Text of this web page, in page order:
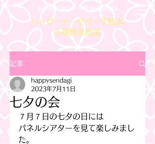
東京都文京区・千駄木の保育園
ハッピーナーサリー千駄木
小規模保育園
記事
七夕の会
happysendagi
2023年7月11日
７月７日の七夕の日には
パネルシアターを見て楽しみまし
た。